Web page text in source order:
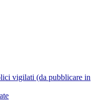
vigilati (da pubblicare in